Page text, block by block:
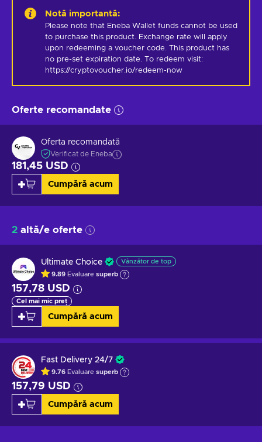
Notă importantă:
Please note that Eneba Wallet funds cannot be used
to purchase this product. Exchange rate will apply
upon redeeming a voucher code. This product has
no pre-set expiration date. To redeem visit:
https://cryptovoucher.io/redeem-now
Oferte recomandate
Oferta recomandată
Verificat de Eneba
181,45 USD
Cumpără acum
2 altă/e oferte
Ultimate Choice Vânzător de top
9.89 Evaluare superb
157,78 USD
Cel mai mic preț
Cumpără acum
Fast Delivery 24/7
9.76 Evaluare superb
157,79 USD
Cumpără acum